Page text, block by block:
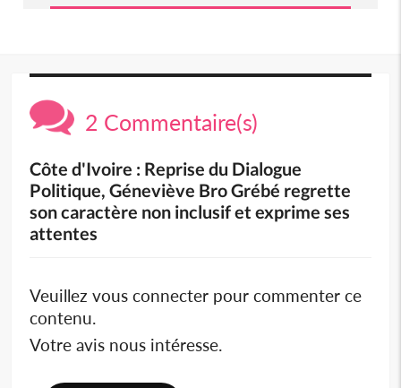
2 Commentaire(s)
Côte d'Ivoire : Reprise du Dialogue
Politique, Géneviève Bro Grébé regrette
son caractère non inclusif et exprime ses
attentes
Veuillez vous connecter pour commenter ce
contenu.
Votre avis nous intéresse.